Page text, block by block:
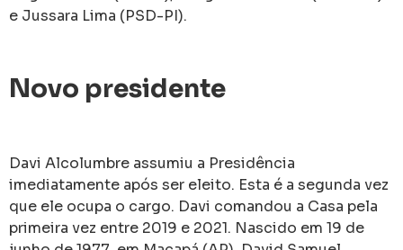
e Jussara Lima (PSD-PI).
Novo presidente
Davi Alcolumbre assumiu a Presidência
imediatamente após ser eleito. Esta é a segunda vez
que ele ocupa o cargo. Davi comandou a Casa pela
primeira vez entre 2019 e 2021. Nascido em 19 de